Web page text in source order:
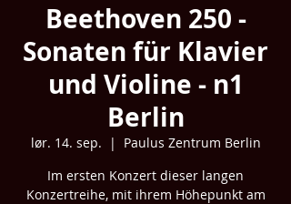
Beethoven 250 -
Sonaten für Klavier
und Violine - n1
Berlin
lør. 14. sep.
  |
Paulus Zentrum Berlin
Im ersten Konzert dieser langen
Konzertreihe, mit ihrem Höhepunkt am